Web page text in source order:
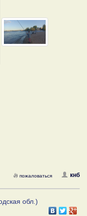
кнб
пожаловаться
обл.)